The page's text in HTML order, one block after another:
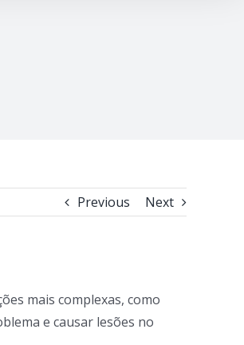
Previous Next
mais complexas, como
e causar lesões no